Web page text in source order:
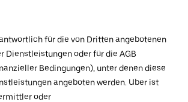
für die von Dritten angebotenen
Dienstleistungen oder für die AGB
Bedingungen), unter denen diese
angeboten werden. Uber ist
oder